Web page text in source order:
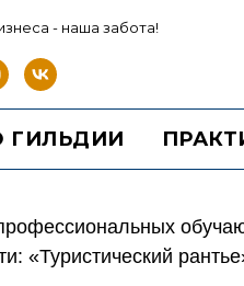
- наша забота!
ГИЛЬДИИ
«Туристический